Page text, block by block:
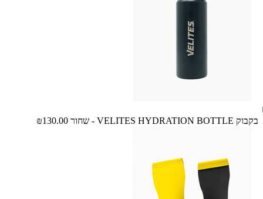
בקבוק VELITES HYDRATION BOTTLE - שחור ₪130.00